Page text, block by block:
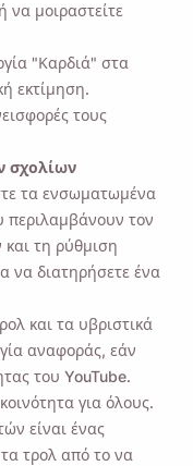
να μοιραστείτε
"Καρδιά" στα
εκτίμηση.
τους
σχολίων
τα ενσωματωμένα
περιλαμβάνουν τον
τη ρύθμιση
να διατηρήσετε ένα
και τα υβριστικά
αναφοράς, εάν
του YouTube.
για όλους.
είναι ένας
τρολ από το να